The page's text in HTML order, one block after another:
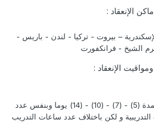
الإنعقاد :
– بيروت - تركيا - لندن - باريس -
الشيخ - فرانكفورت
الإنعقاد :
تعقد الدورة التدريبية شهرياً لمدة (5) - (7) - (10) - (14) يوما وبنفس عدد
و لكن باختلاف عدد ساعات التدريب